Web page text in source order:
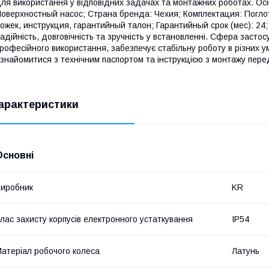
використання у відповідних задачах та монтажних роботах.
насос; Страна бренда: Чехия; Комплектация:
инструкция, гарантийный талон; Гарантийный срок (мес):
довговічність та зручність у встановленні. Сфера
використання, забезпечує стабільну роботу в
з технічним паспортом та інструкцією з монтажу
KR
захисту корпусів електронного устаткування IP54
робочого колеса Латунь